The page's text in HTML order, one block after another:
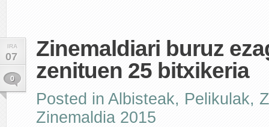
IRA
07
0
Zinemaldiari buruz
zenituen 25 bitxikeria
Posted in Albisteak, Pelikulak,
Zinemaldia 2015